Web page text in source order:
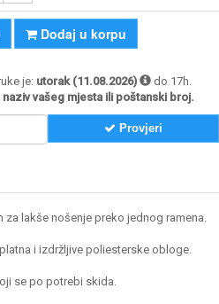
Dodaj u korpu
je: utorak (11.08.2026)
do 17h.
vašeg mjesta ili poštanski broj.
Provjeri
za lakše nošenje preko jednog ramena.
i izdržljive poliesterske obloge.
se po potrebi skida.